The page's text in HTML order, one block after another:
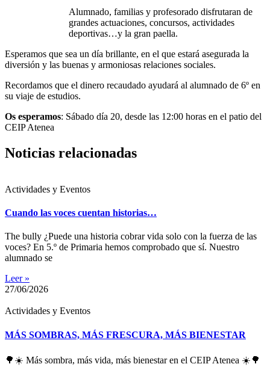
Alumnado, familias y profesorado disfrutaran de
grandes actuaciones, concursos, actividades
deportivas…y la gran paella.
Esperamos que sea un día brillante, en el que estará asegurada la
diversión y las buenas y armoniosas relaciones sociales.
Recordamos que el dinero recaudado ayudará al alumnado de 6º en
su viaje de estudios.
Os esperamos: Sábado día 20, desde las 12:00 horas en el patio del
CEIP Atenea
Noticias relacionadas
Actividades y Eventos
Cuando las voces cuentan historias…
The bully ¿Puede una historia cobrar vida solo con la fuerza de las
voces? En 5.º de Primaria hemos comprobado que sí. Nuestro
alumnado se
Leer »
27/06/2026
Actividades y Eventos
MÁS SOMBRAS, MÁS FRESCURA, MÁS BIENESTAR
🌳☀️ Más sombra, más vida, más bienestar en el CEIP Atenea ☀️🌳